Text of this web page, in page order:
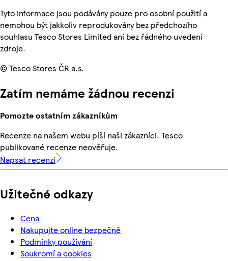
Tyto informace jsou podávány pouze pro osobní použití a
nemohou být jakkoliv reprodukovány bez předchozího
souhlasu Tesco Stores Limited ani bez řádného uvedení
zdroje.
© Tesco Stores ČR a.s.
Zatím nemáme žádnou recenzi
Pomozte ostatním zákazníkům
Recenze na našem webu píší naši zákazníci. Tesco
publikované recenze neověřuje.
Napsat recenzi
Užitečné odkazy
Cena
Nakupujte online bezpečně
Podmínky používání
Soukromí a cookies